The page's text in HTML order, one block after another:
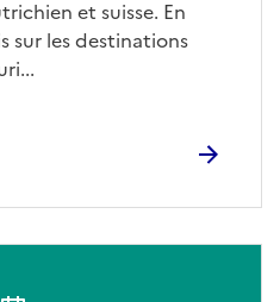
et suisse. En
sur les destinations